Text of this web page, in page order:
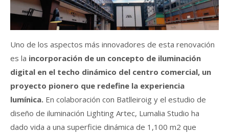
Uno de los aspectos más innovadores de esta renovación
es la incorporación de un concepto de iluminación
digital en el techo dinámico del centro comercial, un
proyecto pionero que redefine la experiencia
lumínica. En colaboración con Batlleiroig y el estudio de
diseño de iluminación Lighting Artec, Lumalia Studio ha
dado vida a una superficie dinámica de 1,100 m2 que